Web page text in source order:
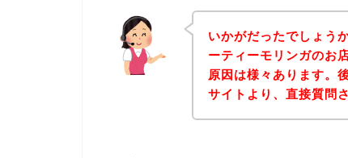
いかがだったでしょう
ーティーモリンガのお
原因は様々あります。
サイトより、直接質問